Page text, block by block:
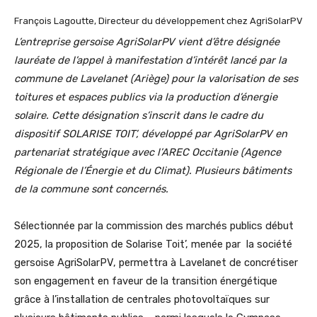
François Lagoutte, Directeur du développement chez AgriSolarPV
L’entreprise gersoise AgriSolarPV vient d’être désignée
lauréate de l’appel à manifestation d’intérêt lancé par la
commune de Lavelanet (Ariège) pour la valorisation de ses
toitures et espaces publics via la production d’énergie
solaire. Cette désignation s’inscrit dans le cadre du
dispositif SOLARISE TOIT’, développé par AgriSolarPV en
partenariat stratégique avec l’AREC Occitanie (Agence
Régionale de l’Énergie et du Climat). Plusieurs bâtiments
de la commune sont concernés.
Sélectionnée par la commission des marchés publics début
2025, la proposition de Solarise Toit’, menée par la société
gersoise AgriSolarPV, permettra à Lavelanet de concrétiser
son engagement en faveur de la transition énergétique
grâce à l’installation de centrales photovoltaïques sur